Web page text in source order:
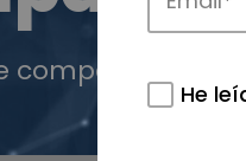
companies that
He